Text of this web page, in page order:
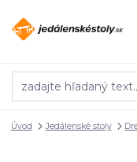
Úvod Jedálenské stoly